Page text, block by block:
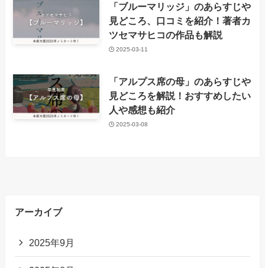
「ブルーマリッジ」のあらすじや
見どころ、口コミを紹介！著者カ
ツセマサヒコの作品も解説
2025-03-11
「アルプス席の母」のあらすじや
見どころを解説！おすすめしたい
人や感想も紹介
2025-03-08
アーカイブ
2025年9月